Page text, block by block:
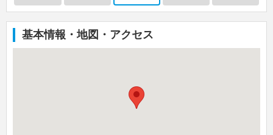
基本情報・地図・アクセス